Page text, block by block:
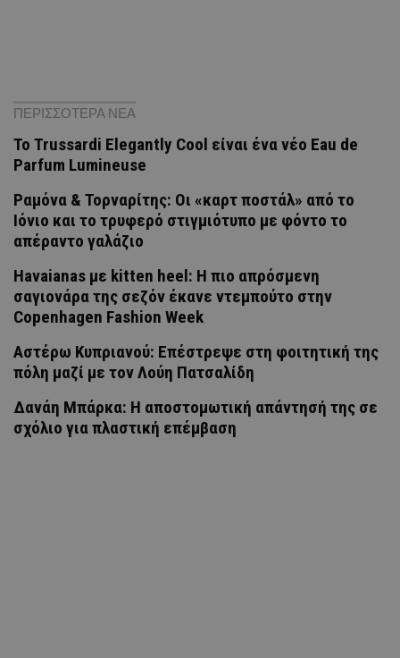
ΠΕΡΙΣΣΟΤΕΡΑ ΝΕΑ
Το Trussardi Elegantly Cool είναι ένα νέο Eau de
Parfum Lumineuse
Ραμόνα & Τορναρίτης: Οι «καρτ ποστάλ» από το
Ιόνιο και το τρυφερό στιγμιότυπο με φόντο το
απέραντο γαλάζιο
Havaianas με kitten heel: Η πιο απρόσμενη
σαγιονάρα της σεζόν έκανε ντεμπούτο στην
Copenhagen Fashion Week
Αστέρω Κυπριανού: Επέστρεψε στη φοιτητική της
πόλη μαζί με τον Λούη Πατσαλίδη
Δανάη Μπάρκα: Η αποστομωτική απάντησή της σε
σχόλιο για πλαστική επέμβαση